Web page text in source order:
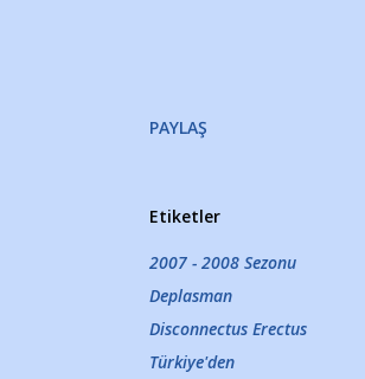
PAYLAŞ
Etiketler
2007 - 2008 Sezonu
Deplasman
Disconnectus Erectus
Türkiye'den